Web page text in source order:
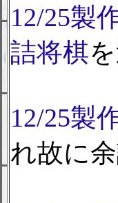
12/25製
詰将棋
12/25製
れ故に